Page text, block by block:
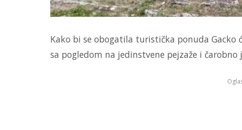
Kako bi se obogatila turistička ponuda
sa pogledom na jedinstvene pejzaže i čarobno